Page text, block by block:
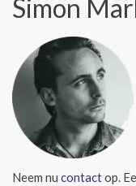
Simon
Neem nu contactop.